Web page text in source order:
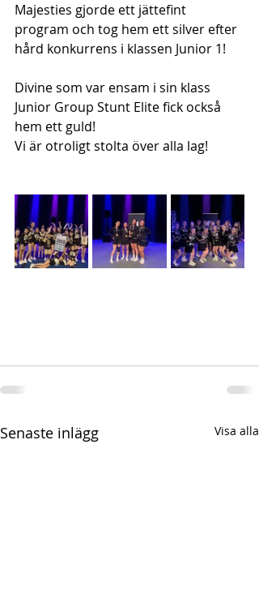
Majesties gjorde ett jättefint
program och tog hem ett silver efter
hård konkurrens i klassen Junior 1!
Divine som var ensam i sin klass
Junior Group Stunt Elite fick också
hem ett guld!
Vi är otroligt stolta över alla lag!
Senaste inlägg Visa alla